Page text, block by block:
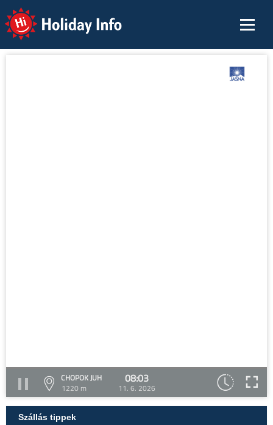
Holiday Info
CHOPOK JUH
1220 m
08:03
11. 6. 2026
Szállás tippek